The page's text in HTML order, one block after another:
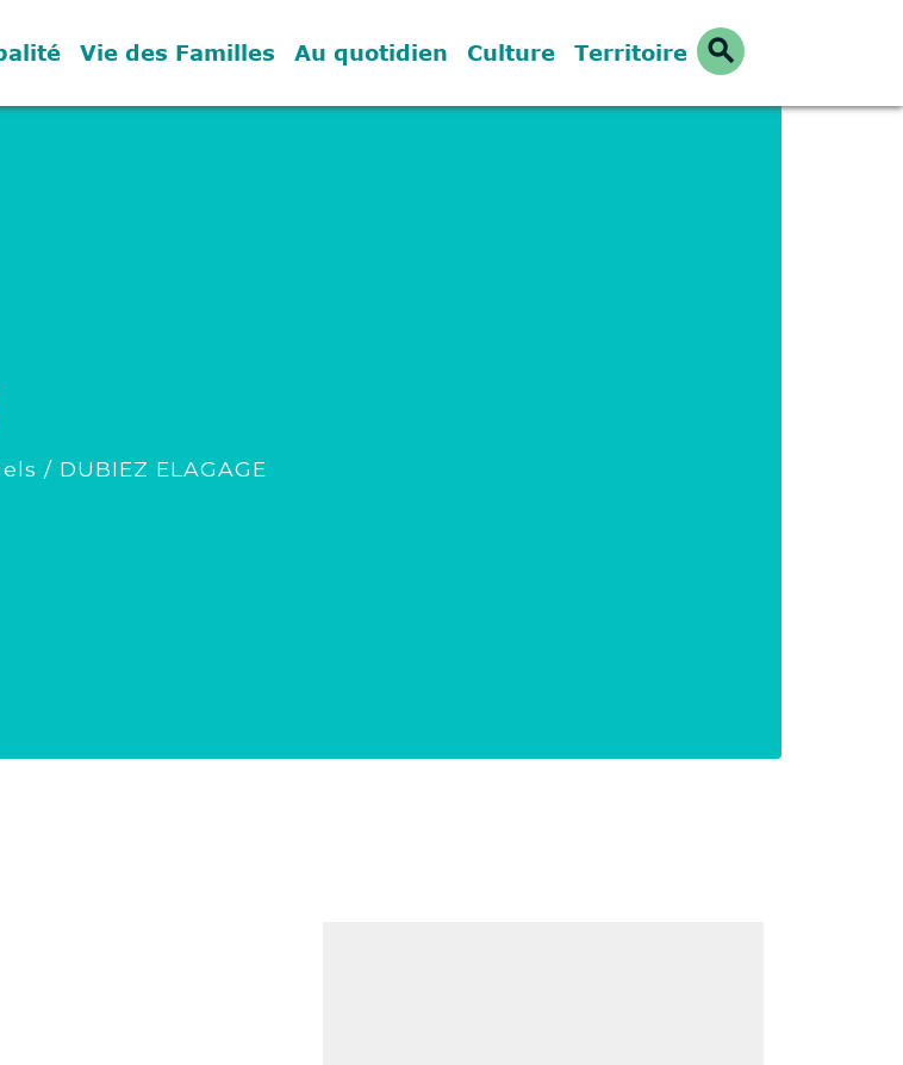
Vie des Familles Au quotidien Culture Territoire search
/ DUBIEZ ELAGAGE